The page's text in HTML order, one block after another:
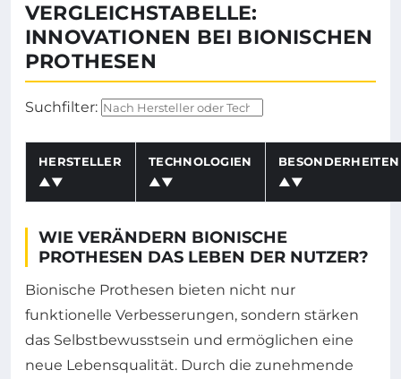
VERGLEICHSTABELLE:
INNOVATIONEN BEI BIONISCHEN
PROTHESEN
Suchfilter:
HERSTELLER
▲▼
TECHNOLOGIEN
▲▼
BESONDERHEITEN
▲▼
Geben Sie Text ein, um die Tabelle nach
WIE VERÄNDERN BIONISCHE
PROTHESEN DAS LEBEN DER NUTZER?
Bionische Prothesen bieten nicht nur
funktionelle Verbesserungen, sondern stärken
das Selbstbewusstsein und ermöglichen eine
neue Lebensqualität. Durch die zunehmende